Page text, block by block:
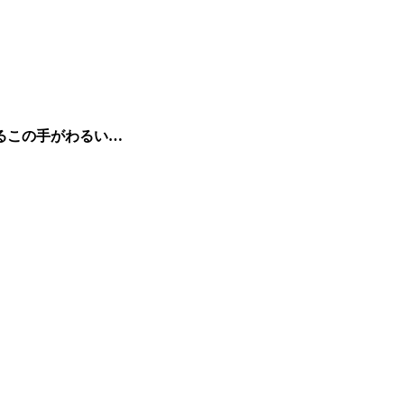
この手がわるい…